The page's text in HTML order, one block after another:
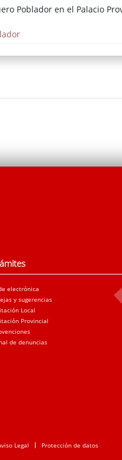
Poblador en el Palacio
electrónica
y sugerencias
Local
Provincial
de denuncias
Legal Protección de datos